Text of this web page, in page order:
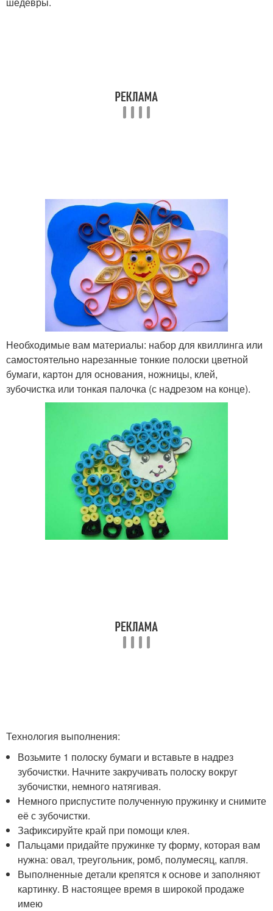
Необходимые вам материалы: набор для квиллинга или
самостоятельно нарезанные тонкие полоски цветной
бумаги, картон для основания, ножницы, клей,
зубочистка или тонкая палочка (с надрезом на конце).
Технология выполнения:
Возьмите 1 полоску бумаги и вставьте в надрез
зубочистки. Начните закручивать полоску вокруг
зубочистки, немного натягивая.
Немного приспустите полученную пружинку и снимите
её с зубочистки.
Зафиксируйте край при помощи клея.
Пальцами придайте пружинке ту форму, которая вам
нужна: овал, треугольник, ромб, полумесяц, капля.
Выполненные детали крепятся к основе и заполняют
картинку. В настоящее время в широкой продаже
имею